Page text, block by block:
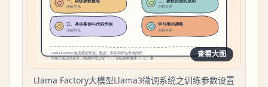
查看大图
Llama Factory大模型Llama3微调系统之训练参数设置